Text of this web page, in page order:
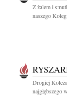
Z żalem i
naszego
Drogiej
najgłębszego